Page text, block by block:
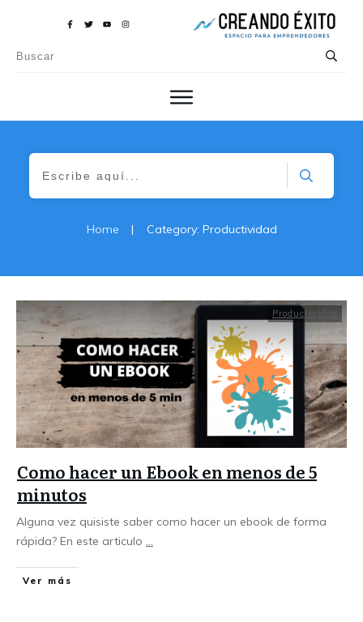
Home | Category: Productividad
Productividad
Como hacer un Ebook en menos de 5
minutos
Alguna vez quisiste saber como hacer un ebook de forma
rápida? En este articulo ...
Ver más